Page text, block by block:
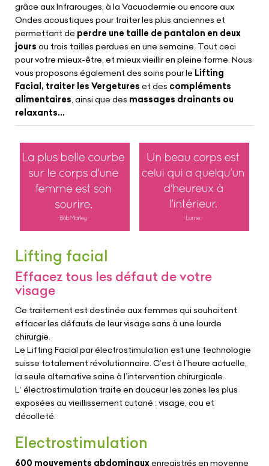
grâce aux Infrarouges, à la Vacuodermie ou encore aux
Ondes acoustiques pour traiter les plus anciennes et
permettant de perdre une taille de pantalon en deux
jours ou trois tailles perdues en une semaine. Tout ceci
pour votre mieux-être, et mieux vieillir en pleine forme. Nous
vous proposons également des soins pour le Lifting
Facial, traiter les Vergetures et des compléments
alimentaires, ainsi que des massages drainants ou
relaxants...
Lifting facial
Effacez tous les défaut de votre
visage
Ce traitement est destinée aux femmes qui souhaitent
effacer les défauts de leur visage sans à une lourde
chirurgie.
Le Lifting Facial par électrostimulation est une technologie
suisse totalement révolutionnaire. C’est à l’heure actuelle,
la seule alternative saine à l’intervention chirurgicale.
L‘ électrostimulation traite en douceur les zones les plus
exposées au vieillissement cutané : visage, cou et
décolleté.
Electrostimulation
600 mouvements abdominauxenregistrés en moyenne